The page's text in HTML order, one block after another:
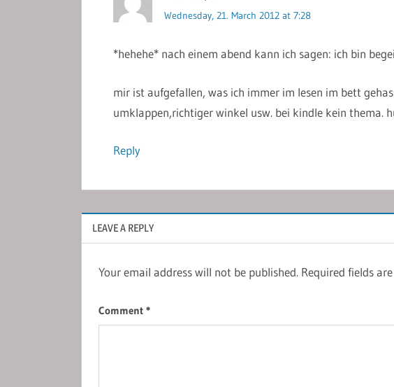
Wednesday, 21. March 2012 at 7:28
*hehehe* nach einem abend kann ich sagen: ich bin
mir ist aufgefallen, was ich immer im lesen im bett
umklappen,richtiger winkel usw. bei kindle kein thema.
Reply
LEAVE A REPLY
Your email address will not be published. Required fields
Comment *